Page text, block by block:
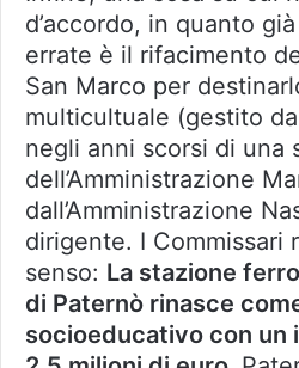
d’accordo, in quanto
errate è il rifacimento
San Marco per
multicultuale (gestito
negli anni scorsi di una
dell’Amministrazione
dall’Amministrazione
dirigente. I Commissari
senso: La stazione
di Paternò rinasce
socioeducativo con un